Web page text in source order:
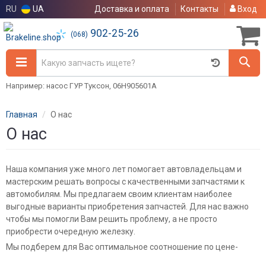
RU UA Доставка и оплата Контакты Вход
(068) 902-25-26
Например: насос ГУР Туксон, 06H905601A
Главная О нас
О нас
Наша компания уже много лет помогает автовладельцам и
мастерским решать вопросы с качественными запчастями к
автомобилям. Мы предлагаем своим клиентам наиболее
выгодные варианты приобретения запчастей. Для нас важно
чтобы мы помогли Вам решить проблему, а не просто
приобрести очередную железку.
Мы подберем для Вас оптимальное соотношение по цене-